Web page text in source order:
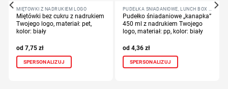
MIĘTÓWKI Z NADRUKIEM LOGO
Miętówki bez cukru z nadrukiem
Twojego logo, materiał: pet,
kolor: biały
7,75 zł
SPERSONALIZUJ
PUDEŁKA ŚNIADANIOWE, LUNCH BOX Z NADRUKIEM LOGO
Pudełko śniadaniowe „kanapka”
450 ml z nadrukiem Twojego
logo, materiał: pp, kolor: biały
4,36 zł
SPERSONALIZUJ